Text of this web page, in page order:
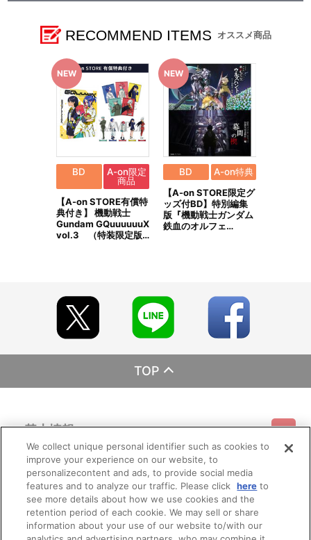
【商品の取り扱い】
A-on STORE
プレミアムバンダイ
その他、一般店
※本商品は全国一般店にてお取り扱いいたします。
※今後、その他店舗やイベント会場、海外等で販売する場合がご
ざいます。詳細は公式サイト等でご案内いたします。
【ご注意（必ずお読みください）】
※本商品は、プレミアムバンダイ、その他一般店にて販売される
商品と同じ商品となります。
※本商品は準備数に限りがございます。準備数に達した場合、早
期にご注文の受付を終了させていただくことがございます。
※「在庫がありません」表示後も、ご注文のキャンセルや支払い
期限切れが発生した際は販売を再開させていただく場合がございま
す。あらかじめご了承ください。
ます。あらかじめご了承ください。
※すでにご注文しているかのご確認には、「マイページ」→「ご
注文履歴」にてご確認いただけます。
※ご注文は、１注文につき2個までとなります。
※本商品のご注文はバンダイナムコフィルムワークス公式ショッ
※A-on STOREでの決済方法は「カード決済」「コンビニ決済」
す。
※メール受信設定を行っているお客様につきましては、必ず
[@bnfw.co.jp]のドメイン指定受信の設定をお願いいたします。
(受信許可の設定を行わないとメールが「迷惑メールフォルダ」
に入る場合や届かない場合がございます。)
※決済方法「カード決済」を選択時は、発売月の上旬頃に決済処
理を実施いたします。
発売月の上旬以降は、ご注文日翌日に決済処理を実施いたしま
RECOMMEND ITEMS オススメ商品
BD
A-on限定
商品
【A-on STORE有償特
典付き】 機動戦士
Gundam GQuuuuuuX
vol.3 （特装限定版…
BD
A-on特典
【A-on STORE限定グ
ッズ付BD】特別編集
版『機動戦士ガンダム
鉄血のオルフェ…
TOP
基本情報
利用規約 特定商取引法に基づく表示 プライバシーポリシー
プライバシーオプション 会社概要
ご利用情報
ご利用ガイド サイトマップ お問い合わせ
会員メニュー
We collect unique personal identifier such as cookies to
improve your experience on our website, to
personalizecontent and ads, to provide social media
features and to analyze our traffic. Please click here to
see more details about how we use cookies and the
retention period of each cookie. We may sell or share
information about your use of our website to/with our